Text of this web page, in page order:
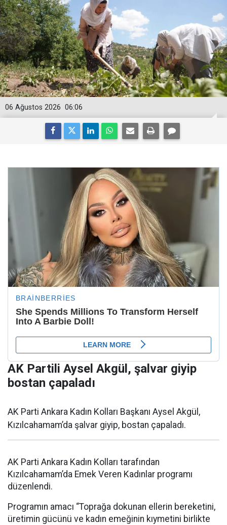
06:06
06 Ağustos 2026
AK Partili Aysel Akgül, şalvar giyip
bostan çapaladı
AK Parti Ankara Kadın Kolları Başkanı Aysel Akgül,
Kızılcahamam’da şalvar giyip, bostan çapaladı.
AK Parti Ankara Kadın Kolları tarafından
Kızılcahamam’da Emek Veren Kadınlar programı
düzenlendi.
Programın amacı “Toprağa dokunan ellerin bereketini,
üretimin gücünü ve kadın emeğinin kıymetini birlikte